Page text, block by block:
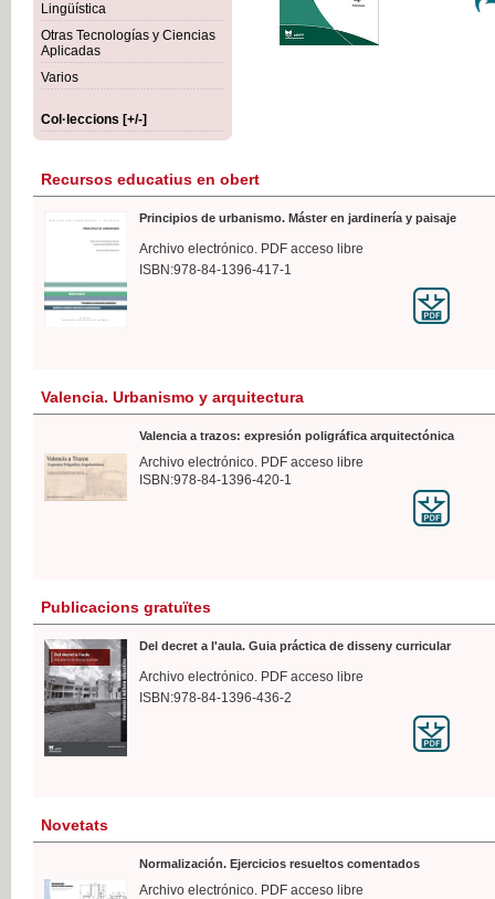
Lingüística
Otras Tecnologías y Ciencias
Aplicadas
Varios
Col·leccions [+/-]
Recursos educatius en obert
Principios de urbanismo. Máster en jardinería y paisaje
Archivo electrónico. PDF acceso libre
ISBN:978-84-1396-417-1
Valencia. Urbanismo y arquitectura
Valencia a trazos: expresión poligráfica arquitectónica
Archivo electrónico. PDF acceso libre
ISBN:978-84-1396-420-1
Publicacions gratuïtes
Del decret a l'aula. Guia práctica de disseny curricular
Archivo electrónico. PDF acceso libre
ISBN:978-84-1396-436-2
Novetats
Normalización. Ejercicios resueltos comentados
Archivo electrónico. PDF acceso libre